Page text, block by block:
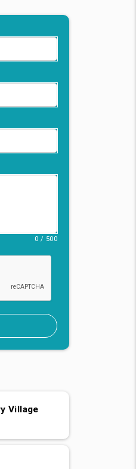
0 / 500
Village